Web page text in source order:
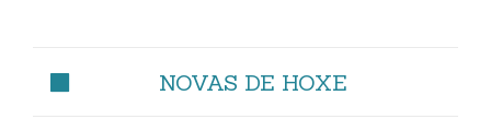
NOVAS DE HOXE